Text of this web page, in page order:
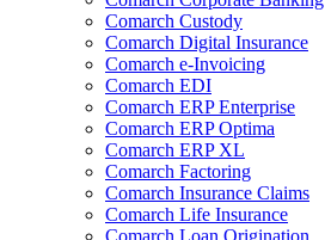
Comarch Custody
Comarch Digital Insurance
Comarch e-Invoicing
Comarch EDI
Comarch ERP Enterprise
Comarch ERP Optima
Comarch ERP XL
Comarch Factoring
Comarch Insurance Claims
Comarch Life Insurance
Comarch Loan Origination